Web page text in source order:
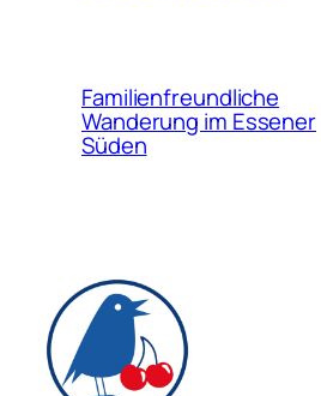
Familienfreundliche
Wanderung im Essener
Süden